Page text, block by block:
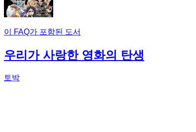
이 FAQ가 포함된 도서
우리가 사랑한 영화의 탄생
토박